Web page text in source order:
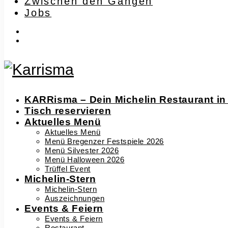
Jobs
KARRisma – Dein Michelin Restaurant
Tisch reservieren
Aktuelles Menü
Aktuelles Menü
Menü Bregenzer Festspiele 2026
Menü Silvester 2026
Menü Halloween 2026
Trüffel Event
Michelin-Stern
Michelin-Stern
Auszeichnungen
Events & Feiern
Events & Feiern